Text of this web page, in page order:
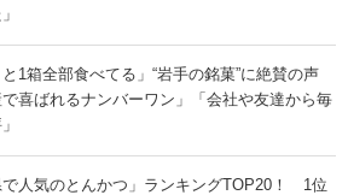
と1箱全部食べてる」“岩手の銘菓”に絶賛の声
で喜ばれるナンバーワン」「会社や友達から毎
で人気のとんかつ」ランキングTOP20！ 1位